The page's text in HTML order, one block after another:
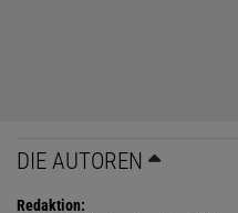
DIE AUTOREN
Redaktion: